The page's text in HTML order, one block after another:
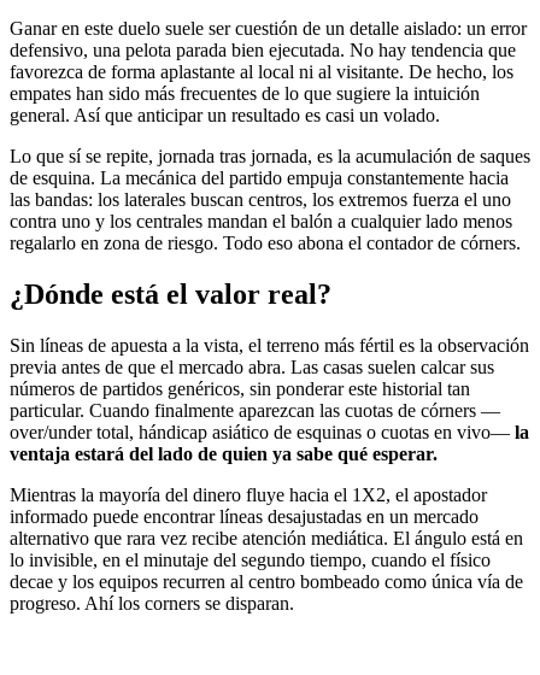
Ganar en este duelo suele ser cuestión de un detalle aislado: un error
defensivo, una pelota parada bien ejecutada. No hay tendencia que
favorezca de forma aplastante al local ni al visitante. De hecho, los
empates han sido más frecuentes de lo que sugiere la intuición
general. Así que anticipar un resultado es casi un volado.
Lo que sí se repite, jornada tras jornada, es la acumulación de saques
de esquina. La mecánica del partido empuja constantemente hacia
las bandas: los laterales buscan centros, los extremos fuerza el uno
contra uno y los centrales mandan el balón a cualquier lado menos
regalarlo en zona de riesgo. Todo eso abona el contador de córners.
¿Dónde está el valor real?
Sin líneas de apuesta a la vista, el terreno más fértil es la observación
previa antes de que el mercado abra. Las casas suelen calcar sus
números de partidos genéricos, sin ponderar este historial tan
particular. Cuando finalmente aparezcan las cuotas de córners —
over/under total, hándicap asiático de esquinas o cuotas en vivo— la
ventaja estará del lado de quien ya sabe qué esperar.
Mientras la mayoría del dinero fluye hacia el 1X2, el apostador
informado puede encontrar líneas desajustadas en un mercado
alternativo que rara vez recibe atención mediática. El ángulo está en
lo invisible, en el minutaje del segundo tiempo, cuando el físico
decae y los equipos recurren al centro bombeado como única vía de
progreso. Ahí los corners se disparan.